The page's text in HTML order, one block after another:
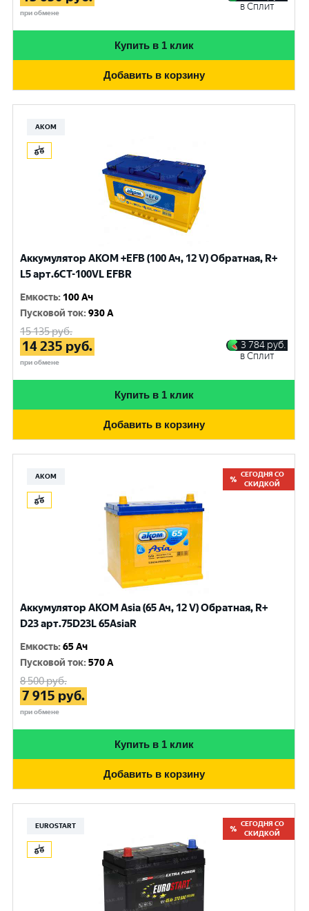
при обмене
в Сплит
Купить в 1 клик
Добавить в корзину
АКОМ
Аккумулятор AKOM +EFB (100 Ач, 12 V) Обратная, R+
L5 арт.6СТ-100VL EFBR
Емкость: 100 Ач
Пусковой ток:930 A
15 135руб.
14 235 руб.
при обмене
3 784 руб.
в Сплит
Купить в 1 клик
Добавить в корзину
АКОМ
СЕГОДНЯ СО
СКИДКОЙ
Аккумулятор AKOM Asia (65 Ач, 12 V) Обратная, R+
D23 арт.75D23L 65AsiaR
Емкость:65 Ач
Пусковой ток:570 A
8 500руб.
7 915 руб.
при обмене
Купить в 1 клик
Добавить в корзину
EUROSTART
СЕГОДНЯ СО
СКИДКОЙ